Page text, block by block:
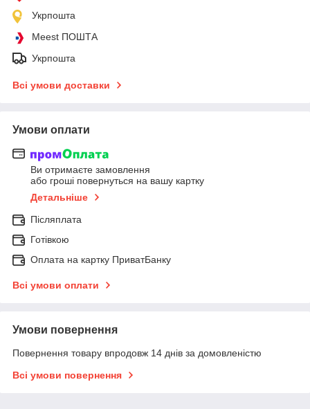
Укрпошта
Meest ПОШТА
Укрпошта
Всі умови доставки
Умови оплати
Ви отримаєте замовлення
або гроші повернуться на вашу картку
Детальніше
Післяплата
Готівкою
Оплата на картку ПриватБанку
Всі умови оплати
Умови повернення
Повернення товару впродовж 14 днів за домовленістю
Всі умови повернення